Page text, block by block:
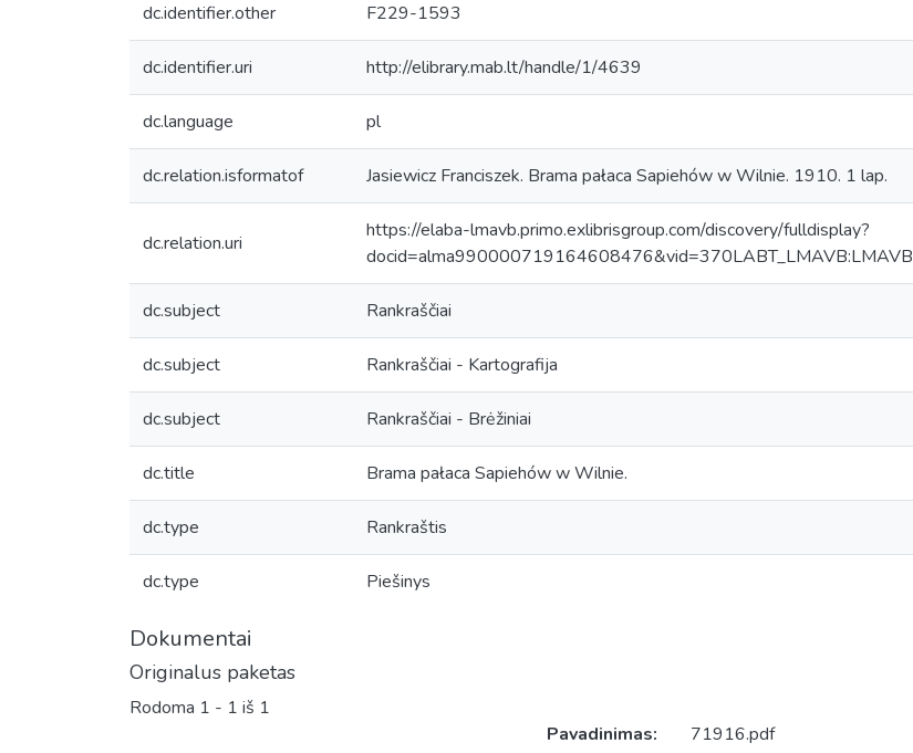
dc.identifier.other F229-1593
dc.identifier.uri http://elibrary.mab.lt/handle/1/4639
dc.language pl
dc.relation.isformatof Jasiewicz Franciszek. Brama pałaca Sapiehów w Wilnie. 1910. 1 lap.
dc.relation.uri
https://elaba-lmavb.primo.exlibrisgroup.com/discovery/fulldisplay?
docid=alma990000719164608476&vid=370LABT_LMAVB:LMAVB
dc.subject Rankraščiai
dc.subject Rankraščiai - Kartografija
dc.subject Rankraščiai - Brėžiniai
dc.title Brama pałaca Sapiehów w Wilnie.
dc.type Rankraštis
dc.type Piešinys
Dokumentai
Originalus paketas
Rodoma 1 - 1 iš 1
Pavadinimas:
71916.pdf